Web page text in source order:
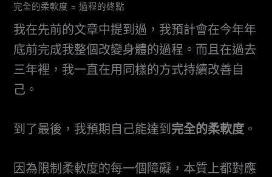
完全的柔軟度 = 過程的終點
我在先前的文章中提到過，我預計會在今年年
底前完成我整個改變身體的過程。而且在過去
三年裡，我一直在用同樣的方式持續改善自
己。
到了最後，我預期自己能達到完全的柔軟度 。
因為限制柔軟度的每一個障礙，本質上都對應